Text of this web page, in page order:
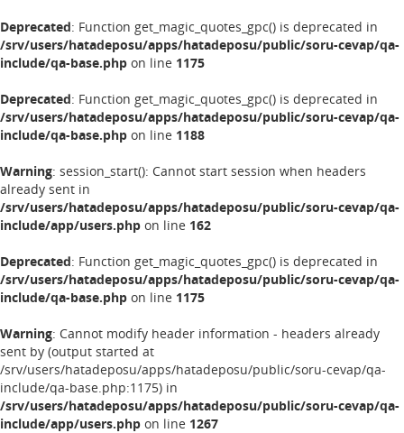
Deprecated: Function get_magic_quotes_gpc() is deprecated in
/srv/users/hatadeposu/apps/hatadeposu/public/soru-cevap/qa-
include/qa-base.php on line 1175
Deprecated: Function get_magic_quotes_gpc() is deprecated in
/srv/users/hatadeposu/apps/hatadeposu/public/soru-cevap/qa-
include/qa-base.php on line 1188
Warning: session_start(): Cannot start session when headers
already sent in
/srv/users/hatadeposu/apps/hatadeposu/public/soru-cevap/qa-
include/app/users.php on line 162
Deprecated: Function get_magic_quotes_gpc() is deprecated in
/srv/users/hatadeposu/apps/hatadeposu/public/soru-cevap/qa-
include/qa-base.php on line 1175
Warning: Cannot modify header information - headers already
sent by (output started at
/srv/users/hatadeposu/apps/hatadeposu/public/soru-cevap/qa-
include/qa-base.php:1175) in
/srv/users/hatadeposu/apps/hatadeposu/public/soru-cevap/qa-
include/app/users.php on line 1267